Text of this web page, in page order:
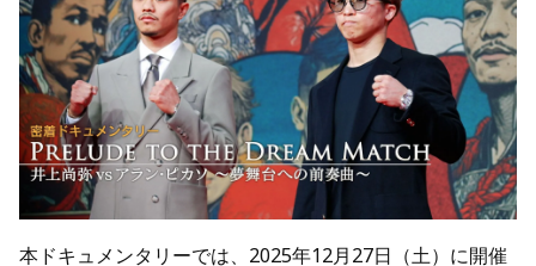
本ドキュメンタリーでは、2025年12月27日（土）に開催